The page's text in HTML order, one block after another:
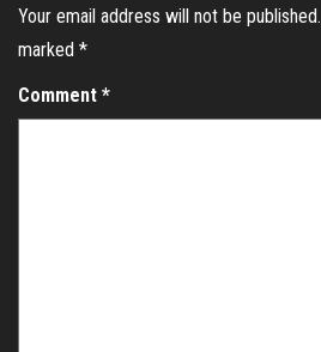
Your email address will not be published.
marked *
Comment *